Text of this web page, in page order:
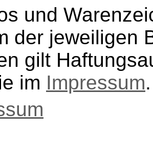
und
der jeweiligen
gilt
im Impressum.